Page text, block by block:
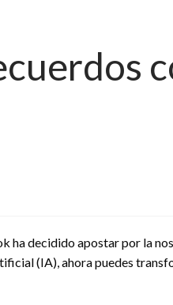
ha decidido apostar por la
(IA), ahora puedes